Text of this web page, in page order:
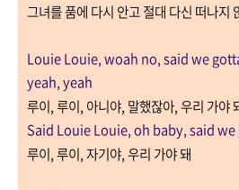
그녀를 품에 다시 안고 절대 다신 떠나지
Louie Louie, woah no, said we
yeah, yeah
루이,루이, 아니야, 말했잖아,우리 가야
Said Louie Louie, oh baby, said
루이,루이,자기야,우리 가야 돼